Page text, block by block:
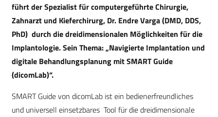
führt der Spezialist für computergeführte Chirurgie,
Zahnarzt und Kieferchirurg, Dr. Endre Varga (DMD, DDS,
PhD) durch die dreidimensionalen Möglichkeiten für die
Implantologie. Sein Thema: „Navigierte Implantation und
digitale Behandlungsplanung mit SMART Guide
(dicomLab)“.
SMART Guide von dicomLab ist ein bedienerfreundliches
und universell einsetzbares Tool für die dreidimensionale